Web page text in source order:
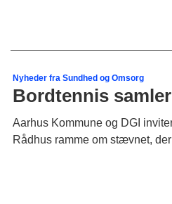
Nyheder fra Sundhed og Omsorg
Bordtennis
Aarhus Kommune og DGI
Rådhus ramme om stævnet,